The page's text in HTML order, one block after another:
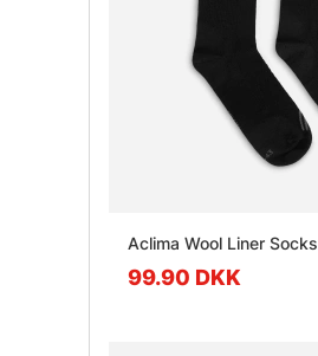
Aclima Wool Liner Socks
99.90 DKK